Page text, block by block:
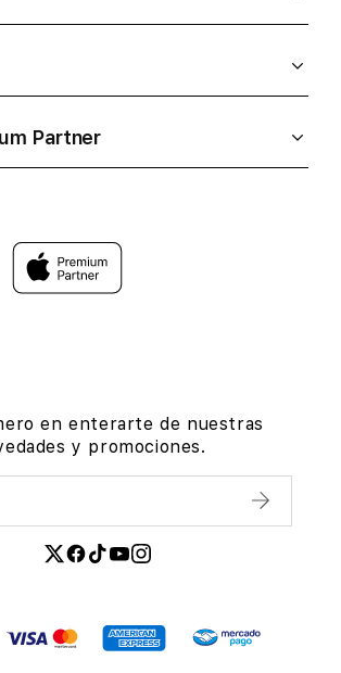
Partner
en enterarte de nuestras
y promociones.